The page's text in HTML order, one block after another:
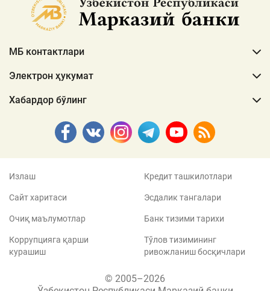
МБ контактлари
Электрон ҳукумат
Хабардор бўлинг
Излаш
Сайт харитаси
Очиқ маълумотлар
Коррупцияга қарши
курашиш
Кредит ташкилотлари
Эсдалик тангалари
Банк тизими тарихи
Тўлов тизимининг
ривожланиш босқичлари
© 2005–2026